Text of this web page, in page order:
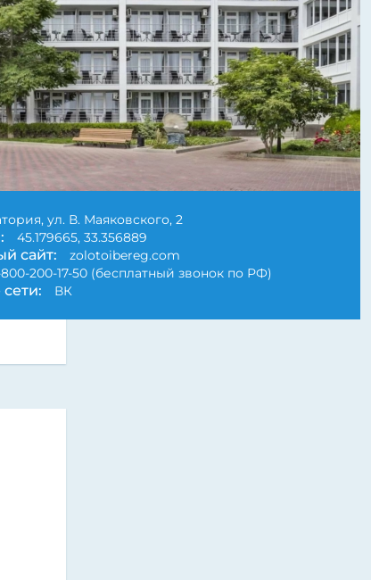
ул. В. Маяковского, 2
45.179665, 33.356889
сайт: zolotoibereg.com
200-17-50 (бесплатный звонок по РФ)
ВК